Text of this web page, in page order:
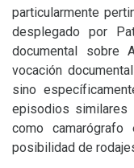
particularmente
desplegado por
documental
vocación
sino
episodios
como
posibilidad de